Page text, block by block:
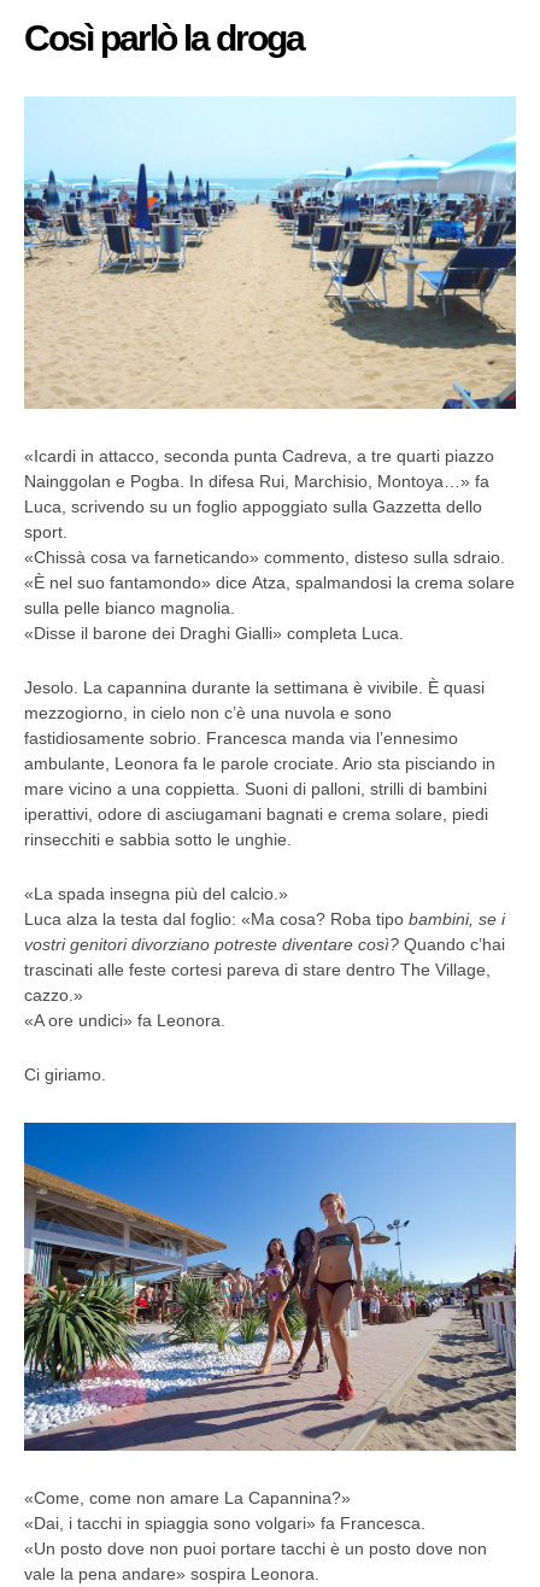
Così parlò la droga
«Icardi in attacco, seconda punta Cadreva, a tre quarti piazzo
Nainggolan e Pogba. In difesa Rui, Marchisio, Montoya…» fa
Luca, scrivendo su un foglio appoggiato sulla Gazzetta dello
sport.
«Chissà cosa va farneticando» commento, disteso sulla sdraio.
«È nel suo fantamondo» dice Atza, spalmandosi la crema solare
sulla pelle bianco magnolia.
«Disse il barone dei Draghi Gialli» completa Luca.
Jesolo. La capannina durante la settimana è vivibile. È quasi
mezzogiorno, in cielo non c’è una nuvola e sono
fastidiosamente sobrio. Francesca manda via l’ennesimo
ambulante, Leonora fa le parole crociate. Ario sta pisciando in
mare vicino a una coppietta. Suoni di palloni, strilli di bambini
iperattivi, odore di asciugamani bagnati e crema solare, piedi
rinsecchiti e sabbia sotto le unghie.
«La spada insegna più del calcio.»
Luca alza la testa dal foglio: «Ma cosa? Roba tipo bambini, se i
vostri genitori divorziano potreste diventare così? Quando c’hai
trascinati alle feste cortesi pareva di stare dentro The Village,
cazzo.»
«A ore undici» fa Leonora.
Ci giriamo.
«Come, come non amare La Capannina?»
«Dai, i tacchi in spiaggia sono volgari» fa Francesca.
«Un posto dove non puoi portare tacchi è un posto dove non
vale la pena andare» sospira Leonora.